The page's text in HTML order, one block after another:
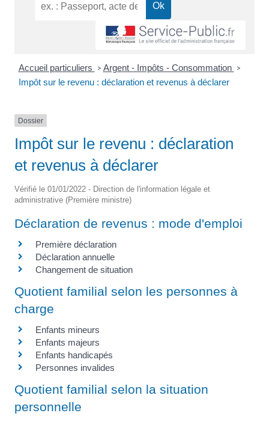
Accueil particuliers > Argent - Impôts - Consommation >
Impôt sur le revenu : déclaration et revenus à déclarer
Dossier
Impôt sur le revenu : déclaration
et revenus à déclarer
Vérifié le 01/01/2022 - Direction de l'information légale et
administrative (Première ministre)
Déclaration de revenus : mode d'emploi
Première déclaration
Déclaration annuelle
Changement de situation
Quotient familial selon les personnes à
charge
Enfants mineurs
Enfants majeurs
Enfants handicapés
Personnes invalides
Quotient familial selon la situation
personnelle